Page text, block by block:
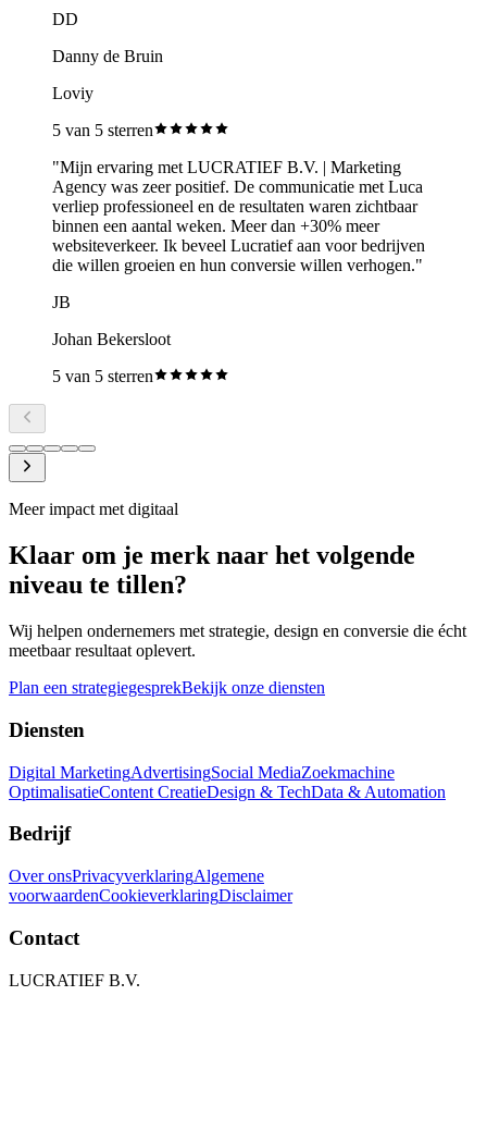
DD
Danny de Bruin
Loviy
5 van 5 sterren
"Mijn ervaring met LUCRATIEF B.V. | Marketing
Agency was zeer positief. De communicatie met Luca
verliep professioneel en de resultaten waren zichtbaar
binnen een aantal weken. Meer dan +30% meer
websiteverkeer. Ik beveel Lucratief aan voor bedrijven
die willen groeien en hun conversie willen verhogen."
JB
Johan Bekersloot
5 van 5 sterren
Meer impact met digitaal
Klaar om je merk naar het volgende
niveau te tillen?
Wij helpen ondernemers met strategie, design en conversie die écht
meetbaar resultaat oplevert.
Plan een strategiegesprekBekijk onze diensten
Diensten
Digital MarketingAdvertisingSocial MediaZoekmachine
OptimalisatieContent CreatieDesign & TechData & Automation
Bedrijf
Over onsPrivacyverklaringAlgemene
voorwaardenCookieverklaringDisclaimer
Contact
LUCRATIEF B.V.